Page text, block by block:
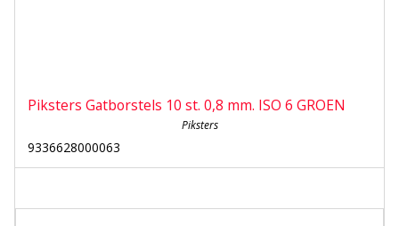
Piksters Gatborstels 10 st. 0,8 mm. ISO 6 GROEN
Piksters
9336628000063